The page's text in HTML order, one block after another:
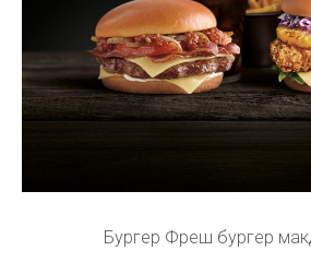
Бургер Фреш бургер